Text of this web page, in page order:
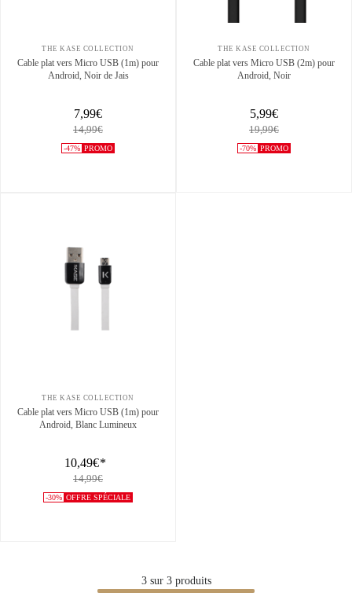
THE KASE COLLECTION
Cable plat vers Micro USB (1m) pour
Android, Noir de Jais
7,99€
14,99€
-47% PROMO
THE KASE COLLECTION
Cable plat vers Micro USB (2m) pour
Android, Noir
5,99€
19,99€
-70% PROMO
THE KASE COLLECTION
Cable plat vers Micro USB (1m) pour
Android, Blanc Lumineux
10,49€*
14,99€
-30% OFFRE SPÉCIALE
3sur 3produits